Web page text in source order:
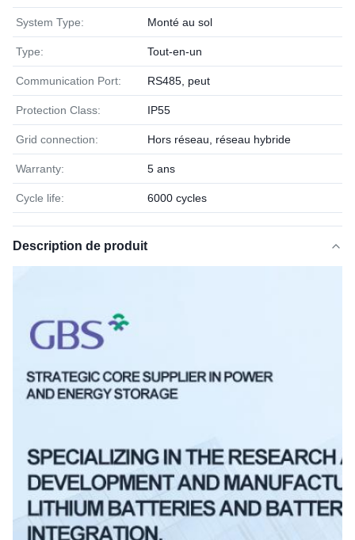
System Type: Monté au sol
Type: Tout-en-un
Communication Port: RS485, peut
Protection Class: IP55
Grid connection: Hors réseau, réseau hybride
Warranty: 5 ans
Cycle life: 6000 cycles
Description de produit